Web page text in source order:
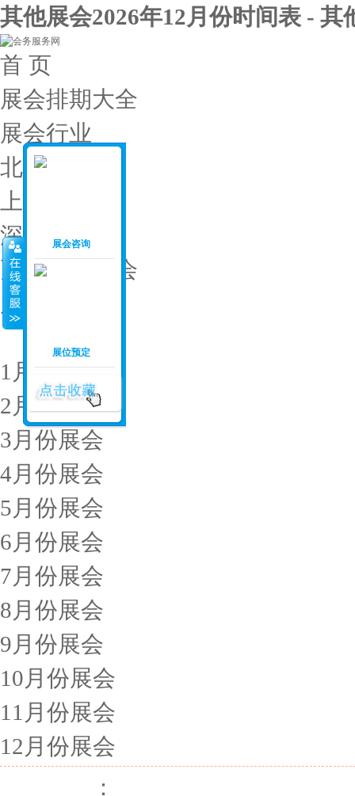
其他展会2026年12月份时间表 -
首 页
展会排期大全
展会行业
北京展会
上海展会
深圳展会
更多城市展会
展会投稿
展会月份
1月份展会
2月份展会
3月份展会
4月份展会
5月份展会
6月份展会
7月份展会
8月份展会
9月份展会
10月份展会
11月份展会
12月份展会
：
展会咨询
展位预定